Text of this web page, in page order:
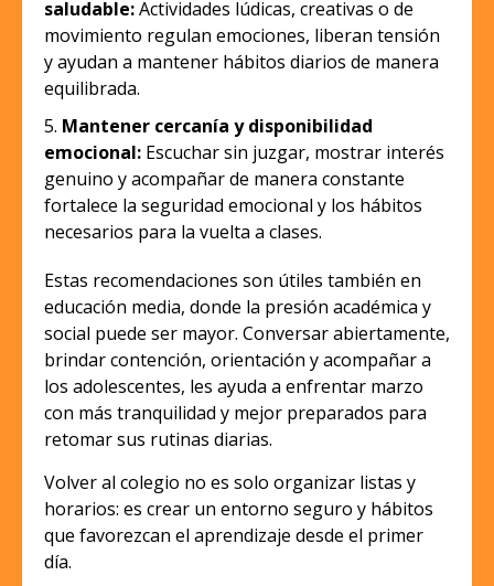
saludable:Actividades lúdicas, creativas o de
movimiento regulan emociones, liberan tensión
y ayudan a mantener hábitos diarios de manera
equilibrada.
Mantener cercanía y disponibilidad
emocional: Escuchar sin juzgar, mostrar interés
genuino y acompañar de manera constante
fortalece la seguridad emocional y los hábitos
necesarios para la vuelta a clases.
Estas recomendaciones son útiles también en
educación media, donde la presión académica y
social puede ser mayor. Conversar abiertamente,
brindar contención, orientación y acompañar a
los adolescentes, les ayuda a enfrentar marzo
con más tranquilidad y mejor preparados para
retomar sus rutinas diarias.
Volver al colegio no es solo organizar listas y
horarios: es crear un entorno seguro y hábitos
que favorezcan el aprendizaje desde el primer
día.